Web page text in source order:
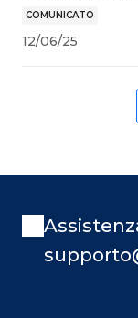
COMUNICATO
12/06/25